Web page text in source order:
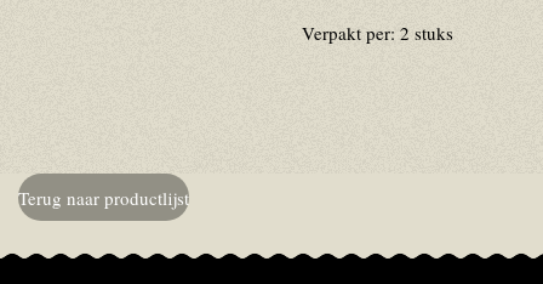
Verpakt per: 2 stuks
Terug naar productlijst